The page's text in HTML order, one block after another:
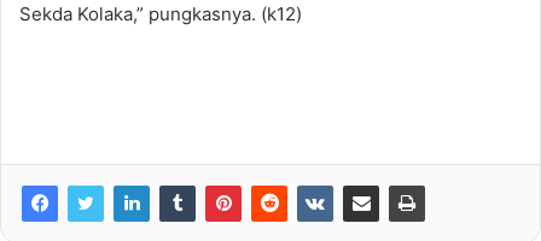
Sekda Kolaka,” pungkasnya. (k12)